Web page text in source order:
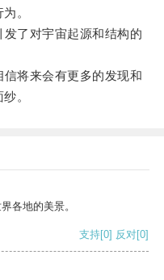
。
了对宇宙起源和结构的
将来会有更多的发现和
。
各地的美景。
支持[0] 反对[0]